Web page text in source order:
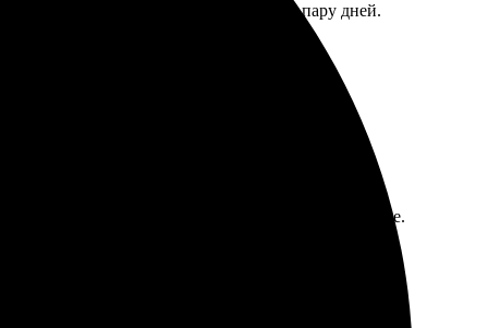
Получила в пункте выдачи уже через пару дней.
жду не дождусь результата!
свою полоску быстро и в отличном качестве.